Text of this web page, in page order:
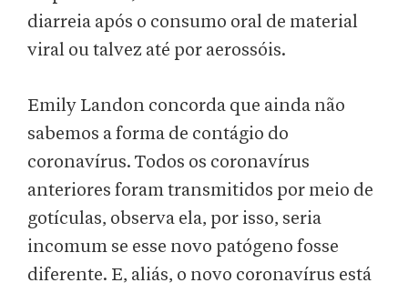
diarreia após o consumo oral de material
viral ou talvez até por aerossóis.
Emily Landon concorda que ainda não
sabemos a forma de contágio do
coronavírus. Todos os coronavírus
anteriores foram transmitidos por meio de
gotículas, observa ela, por isso, seria
incomum se esse novo patógeno fosse
diferente. E, aliás, o novo coronavírus está